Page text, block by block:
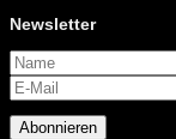
Newsletter
Abonnieren